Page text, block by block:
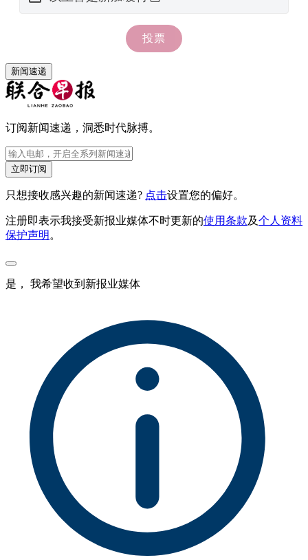
新闻速递
订阅新闻速递，洞悉时代脉搏。
立即订阅
只想接收感兴趣的新闻速递? 点击设置您的偏好。
注册即表示我接受新报业媒体不时更新的使用条款及个人资料
保护声明 。
是， 我希望收到新报业媒体